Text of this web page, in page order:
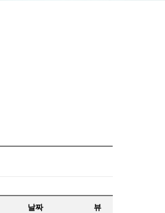
날짜 뷰